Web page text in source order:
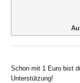
Schon mit 1 Euro bist
Unterstützung!